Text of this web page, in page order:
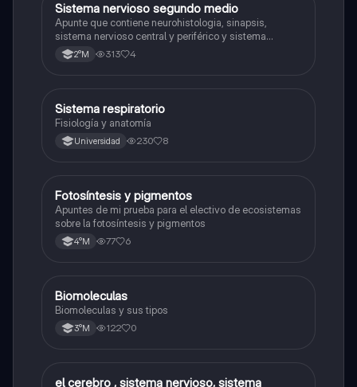
Biología
Sistema nervioso segundo medio
Apunte que contiene neurohistologia, sinapsis,
sistema nervioso central y periférico y sistema
endocrino
2°M 313 4
Biología
Sistema respiratorio
Fisiología y anatomía
Universidad 230 8
Biología
Fotosíntesis y pigmentos
Apuntes de mi prueba para el electivo de ecosistemas
sobre la fotosíntesis y pigmentos
4°M 77 6
Biología
Biomoleculas
Biomoleculas y sus tipos
3°M 122 0
Biología
el cerebro , sistema nervioso, sistema